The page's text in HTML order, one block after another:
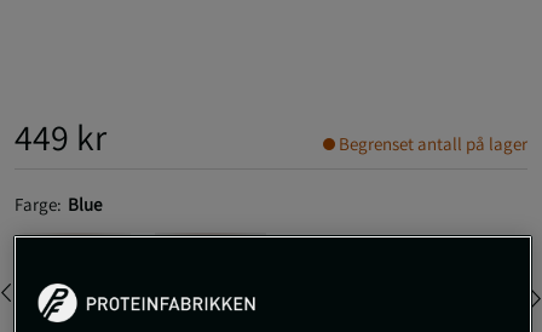
449 kr Begrenset antall på lager
Farge: Blue